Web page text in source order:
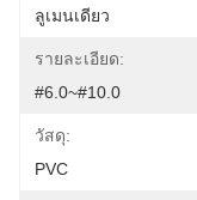
ลูเมนเดียว
รายละเอียด:
#6.0~#10.0
วัสดุ:
PVC